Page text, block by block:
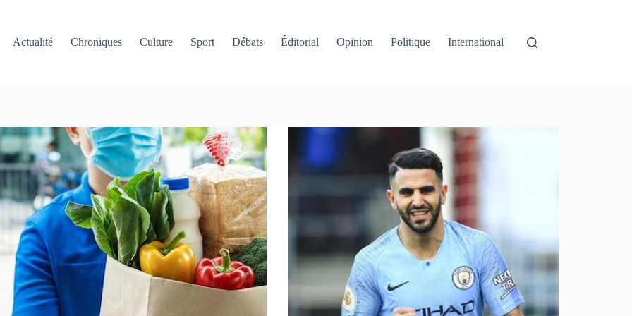
Actualité
Chroniques Culture Sport Débats Éditorial Opinion Politique International